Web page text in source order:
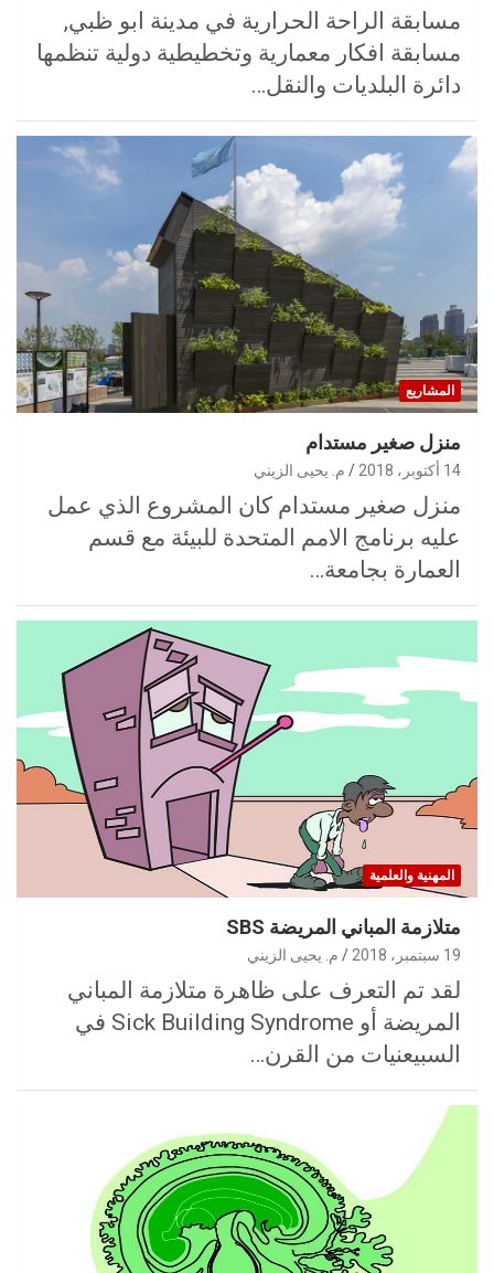
مسابقة الراحة الحرارية في مدينة ابو ظبي,
مسابقة افكار معمارية وتخطيطية دولية تنظمها
دائرة البلديات والنقل…
المشاريع
منزل صغير مستدام
14 أكتوبر، 2018 م. يحيى الزيني
منزل صغير مستدام كان المشروع الذي عمل
عليه برنامج الامم المتحدة للبيئة مع قسم
العمارة بجامعة…
المهنية والعلمية
متلازمة المباني المريضة SBS
19 سبتمبر، 2018 م. يحيى الزيني
لقد تم التعرف على ظاهرة متلازمة المباني
المريضة أو Sick Building Syndrome في
السبيعنيات من القرن…